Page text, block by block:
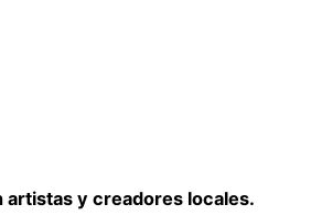
artistas y creadores locales.